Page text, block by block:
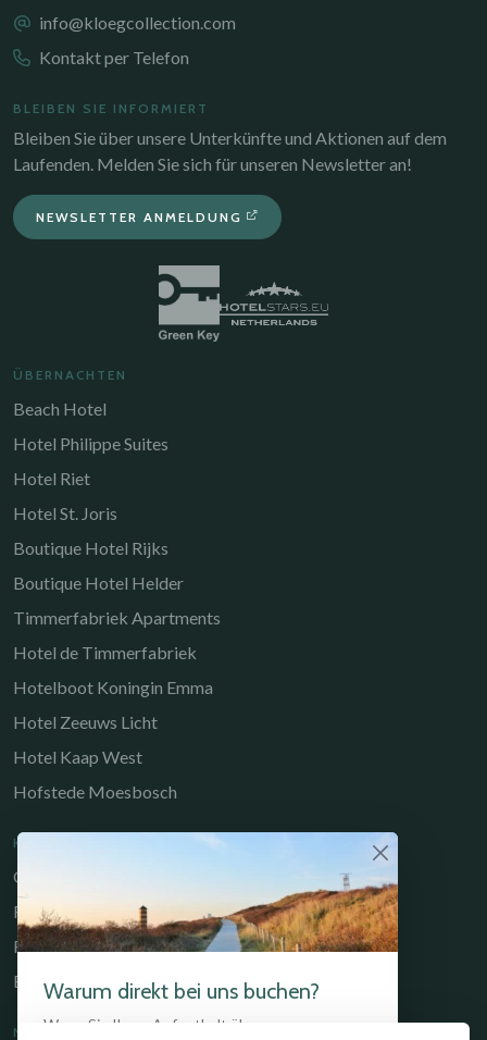
Warum direkt bei uns buchen?
Wenn Sie Ihren Aufenthalt über unsere
info@kloegcollection.com
Kontakt per Telefon
BLEIBEN SIE INFORMIERT
Bleiben Sie über unsere Unterkünfte und Aktionen auf dem
Laufenden. Melden Sie sich für unseren Newsletter an!
NEWSLETTER ANMELDUNG
ÜBERNACHTEN
Beach Hotel
Hotel Philippe Suites
Hotel Riet
Hotel St. Joris
Boutique Hotel Rijks
Boutique Hotel Helder
Timmerfabriek Apartments
Hotel de Timmerfabriek
Hotelboot Koningin Emma
Hotel Zeeuws Licht
Hotel Kaap West
Hofstede Moesbosch
KULINARISCHE
Gastrobar de Timmerfabriek
Restaurant Chabot
Restaurant Catch
Brasserie de Walvis
NÜTZLICHE LINKS